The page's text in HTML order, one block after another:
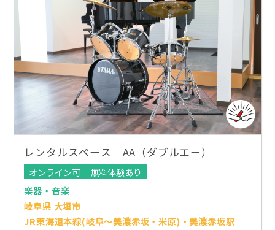
レンタルスペース AA（ダブルエー）
オンライン可
無料体験あり
楽器・音楽
岐阜県 大垣市
JR東海道本線(岐阜～美濃赤坂・米原)・美濃赤坂駅